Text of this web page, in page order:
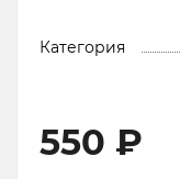
Категория
550 ₽